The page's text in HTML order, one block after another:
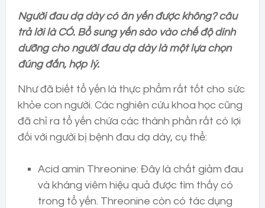
Người đau dạ dày có ăn yến được không? câu
trả lời là CÓ. Bổ sung yến sào vào chế độ dinh
dưỡng cho người đau dạ dày là một lựa chọn
đúng đắn, hợp lý.
Như đã biết tổ yến là thực phẩm rất tốt cho sức
khỏe con người. Các nghiên cứu khoa học cũng
đã chỉ ra tổ yến chứa các thành phần rất có lợi
đối với người bị bệnh đau dạ dày, cụ thể:
Acid amin Threonine: Đây là chất giảm đau
và kháng viêm hiệu quả được tìm thấy có
trong tổ yến. Threonine còn có tác dụng